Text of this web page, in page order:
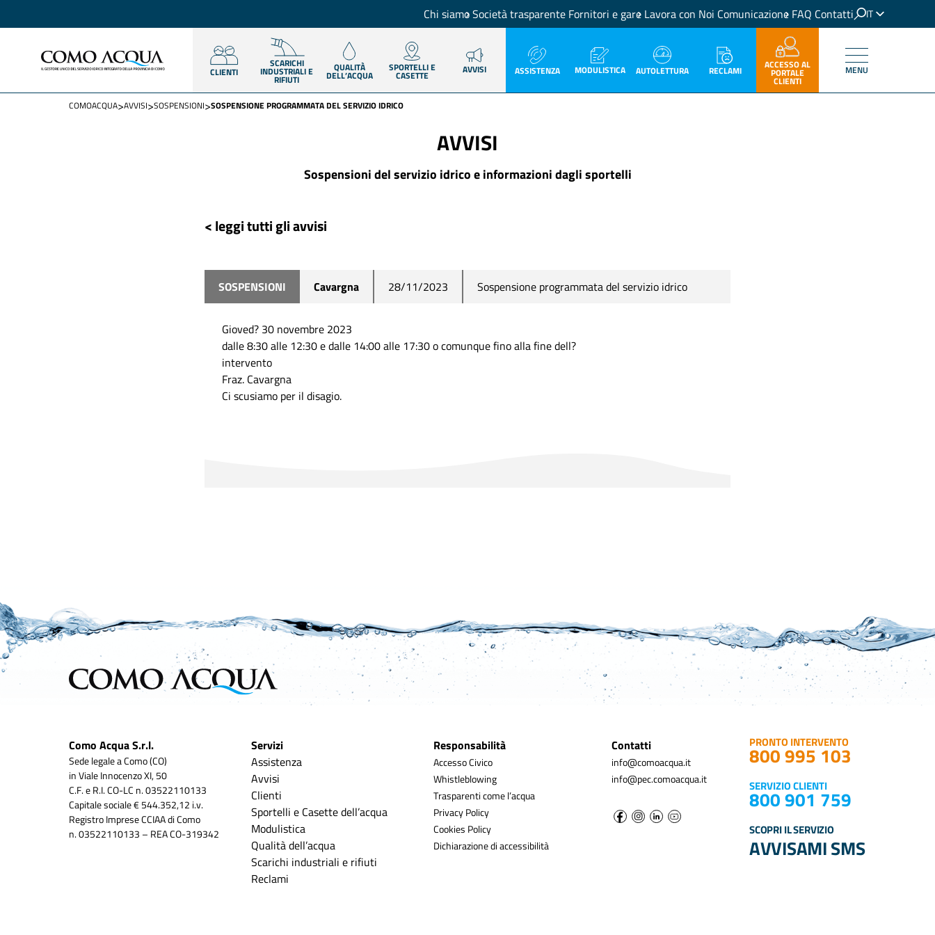
Chi siamoSocietà trasparente Fornitori e gare Lavora con Noi Comunicazione FAQ Contatti
IT
EN
CLIENTI
SCARICHI
INDUSTRIALI E
RIFIUTI
QUALITÀ
DELL’ACQUA
SPORTELLI E
CASETTE AVVISI ASSISTENZA MODULISTICA AUTOLETTURA RECLAMI ACCESSO AL
PORTALE
CLIENTI
MENU
COMOACQUA>AVVISI>SOSPENSIONI>SOSPENSIONE PROGRAMMATA DEL SERVIZIO IDRICO
AVVISI
Sospensioni del servizio idrico e informazioni dagli sportelli
< leggi tutti gli avvisi
SOSPENSIONI Cavargna 28/11/2023 Sospensione programmata del servizio idrico
Gioved? 30 novembre 2023
dalle 8:30 alle 12:30 e dalle 14:00 alle 17:30 o comunque fino alla fine dell?
intervento
Fraz. Cavargna
Ci scusiamo per il disagio.
Como Acqua S.r.l.
Sede legale a Como (CO)
in Viale Innocenzo XI, 50
C.F. e R.I. CO-LC n. 03522110133
Capitale sociale € 544.352,12 i.v.
Registro Imprese CCIAA di Como
n. 03522110133 – REA CO-319342
Servizi
Assistenza
Avvisi
Clienti
Sportelli e Casette dell’acqua
Modulistica
Qualità dell’acqua
Scarichi industriali e rifiuti
Reclami
Responsabilità
Accesso Civico
Whistleblowing
Trasparenti come l’acqua
Privacy Policy
Cookies Policy
Dichiarazione di accessibilità
Contatti
info@comoacqua.it
info@pec.comoacqua.it
PRONTO INTERVENTO
800 995 103
SERVIZIO CLIENTI
800 901 759
SCOPRI IL SERVIZIO
AVVISAMI SMS